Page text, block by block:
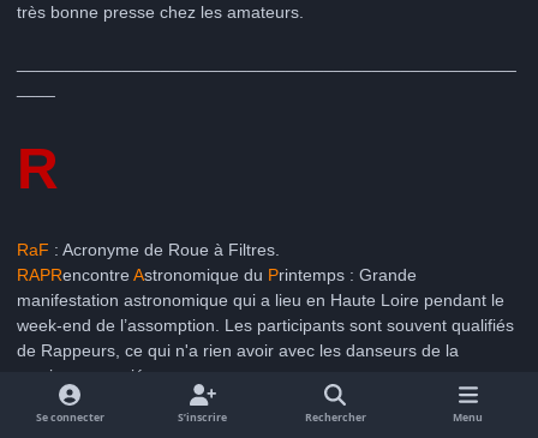
très bonne presse chez les amateurs.
R
RaF : Acronyme de Roue à Filtres.
RAPRencontre Astronomique du Printemps : Grande
manifestation astronomique qui a lieu en Haute Loire pendant le
week-end de l’assomption. Les participants sont souvent qualifiés
de Rappeurs, ce qui n'a rien avoir avec les danseurs de la
musique associé.
selon le contexte :
Abrev. de Chrétien (formule optique de certain
Se connecter S’inscrire Rechercher Menu